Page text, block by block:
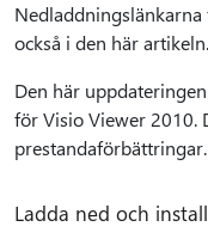
också i den här artikeln.
Den här
för Visio Viewer 2010.
prestandaförbättringar.
Ladda ned och